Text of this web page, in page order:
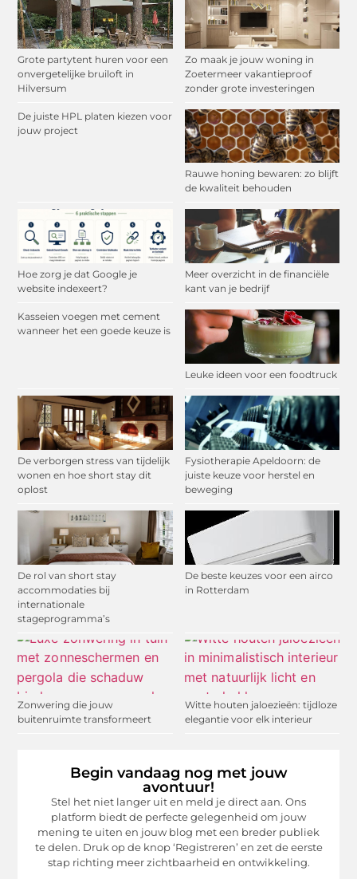
Grote partytent huren voor een
onvergetelijke bruiloft in
Hilversum
Zo maak je jouw woning in
Zoetermeer vakantieproof
zonder grote investeringen
De juiste HPL platen kiezen voor
jouw project
Rauwe honing bewaren: zo blijft
de kwaliteit behouden
Hoe zorg je dat Google je
website indexeert?
Meer overzicht in de financiële
kant van je bedrijf
Kasseien voegen met cement
wanneer het een goede keuze is
Leuke ideen voor een foodtruck
De verborgen stress van tijdelijk
wonen en hoe short stay dit
oplost
Fysiotherapie Apeldoorn: de
juiste keuze voor herstel en
beweging
De rol van short stay
accommodaties bij
internationale
stageprogramma’s
De beste keuzes voor een airco
in Rotterdam
Zonwering die jouw
buitenruimte transformeert
Witte houten jaloezieën: tijdloze
elegantie voor elk interieur
Begin vandaag nog met jouw
avontuur!
Stel het niet langer uit en meld je direct aan. Ons
platform biedt de perfecte gelegenheid om jouw
mening te uiten en jouw blog met een breder publiek
te delen. Druk op de knop ‘Registreren’ en zet de eerste
stap richting meer zichtbaarheid en ontwikkeling.